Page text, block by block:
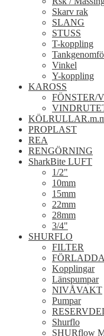
Skarv rak
SLANG
STUSS
T-koppling
Vinkel
Y-koppling
KAROSS
FÖNSTER/
PROPLAST
REA
RENGÖRNING
SharkBite LUFT
1/2"
10mm
15mm
22mm
28mm
3/4"
SHURFLO
FILTER
Kopplingar
Länspumpar
NIVÅVAKT
Pumpar
Shurflo
SHURflow